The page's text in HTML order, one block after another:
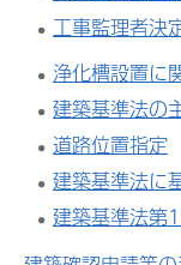
工事監理者決
浄化槽設置に
建築基準法の
道路位置指定
建築基準法に
建築基準法第